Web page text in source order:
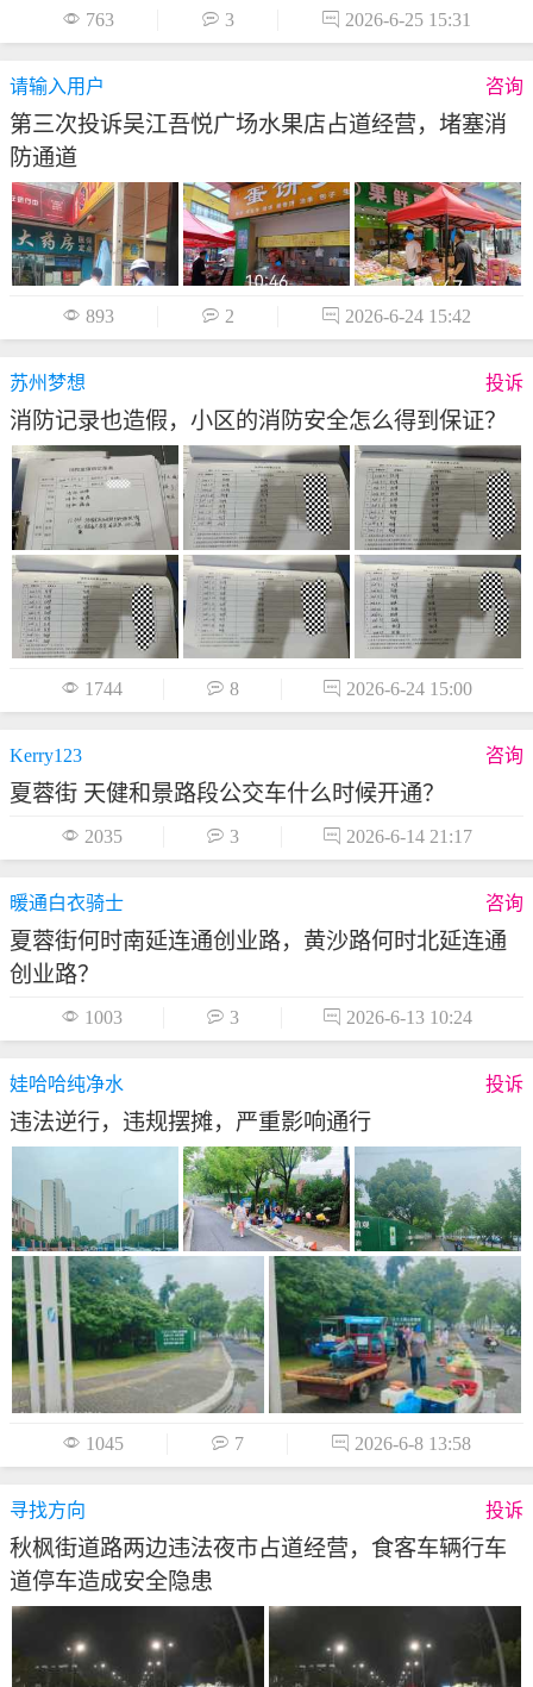
 763  3  2026-6-25 15:31
请输入用户 咨询
第三次投诉吴江吾悦广场水果店占道经营，堵塞消
防通道
 893  2  2026-6-24 15:42
苏州梦想 投诉
消防记录也造假，小区的消防安全怎么得到保证？
 1744  8  2026-6-24 15:00
Kerry123 咨询
夏蓉街 天健和景路段公交车什么时候开通？
 2035  3  2026-6-14 21:17
暖通白衣骑士 咨询
夏蓉街何时南延连通创业路，黄沙路何时北延连通
创业路？
 1003  3  2026-6-13 10:24
娃哈哈纯净水 投诉
违法逆行，违规摆摊，严重影响通行
 1045  7  2026-6-8 13:58
寻找方向 投诉
秋枫街道路两边违法夜市占道经营，食客车辆行车
道停车造成安全隐患